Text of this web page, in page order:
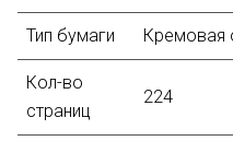
Тип бумаги Кремовая
Кол-во
страниц
224